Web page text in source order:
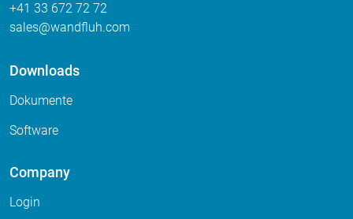
+41 33 672 72 72
sales
wandfluh com
Downloads
Dokumente
Software
Company
Login